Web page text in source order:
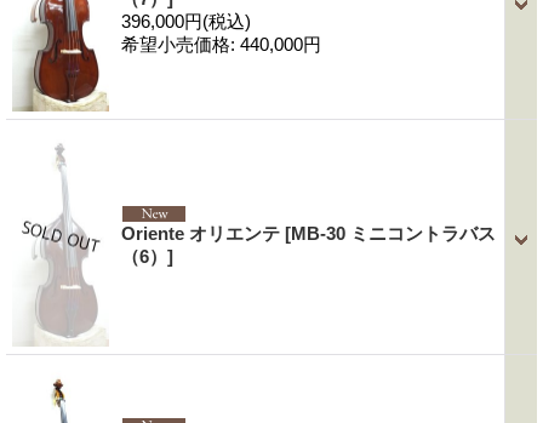
396,000円(税込)
希望小売価格: 440,000円
Oriente オリエンテ [MB-30 ミニコントラバス
（6）]